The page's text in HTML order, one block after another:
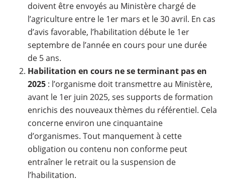
doivent être envoyés au Ministère chargé de
l’agriculture entre le 1er mars et le 30 avril. En cas
d’avis favorable, l’habilitation débute le 1er
septembre de l’année en cours pour une durée
de 5 ans.
Habilitation en cours ne se terminant pas en
2025 : l’organisme doit transmettre au Ministère,
avant le 1er juin 2025, ses supports de formation
enrichis des nouveaux thèmes du référentiel. Cela
concerne environ une cinquantaine
d’organismes. Tout manquement à cette
obligation ou contenu non conforme peut
entraîner le retrait ou la suspension de
l’habilitation.